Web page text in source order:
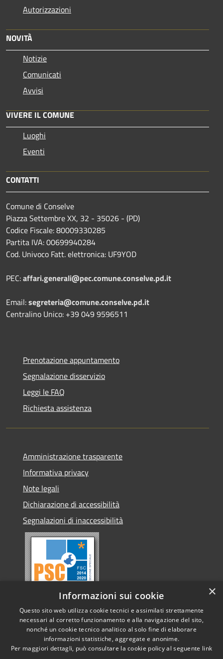
Autorizzazioni
NOVITÀ
Notizie
Comunicati
Avvisi
VIVERE IL COMUNE
Luoghi
Eventi
CONTATTI
Comune di Conselve
Piazza Settembre XX, 32 - 35026 - (PD)
Codice Fiscale: 80009330285
Partita IVA: 00699940284
Cod. Univoco Fatt. elettronica: UF9YOD
PEC:affari.generali@pec.comune.conselve.pd.it
Email:segreteria@comune.conselve.pd.it
Centralino Unico: +39 049 9596511
Prenotazione appuntamento
Segnalazione disservizio
Leggi le FAQ
Richiesta assistenza
Amministrazione trasparente
Informativa privacy
Note legali
Dichiarazione di accessibilità
Segnalazioni di inaccessibilità
Accessibilità
Copyright © 2026 • Comune di
Conselve • Powered by
×
Informazioni sui cookie
Questo sito web utilizza cookie tecnici e assimilati strettamente
necessari al corretto funzionamento e alla navigazione del sito,
nonché un cookie tecnico analitico al solo fine di elaborare
informazioni statistiche, aggregate e anonime.
Per maggiori dettagli, può consultare la cookie policy al seguente link